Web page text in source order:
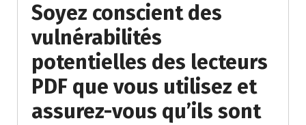
Soyez conscient des
vulnérabilités
potentielles des lecteurs
PDF que vous utilisez et
assurez-vous qu’ils sont